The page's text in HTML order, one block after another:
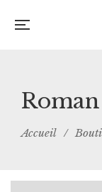
Roman
Accueil /